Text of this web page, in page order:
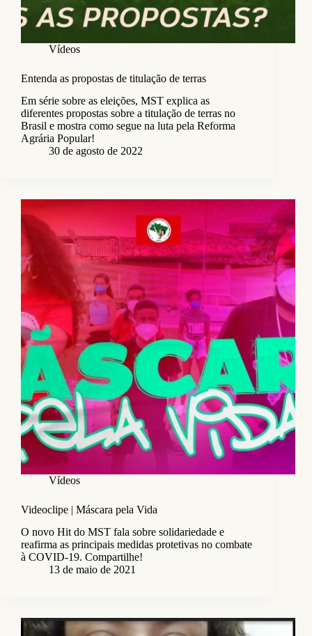
Vídeos
Entenda as propostas de titulação de terras
Em série sobre as eleições, MST explica as
diferentes propostas sobre a titulação de terras no
Brasil e mostra como segue na luta pela Reforma
Agrária Popular!
30 de agosto de 2022
Vídeos
Videoclipe | Máscara pela Vida
O novo Hit do MST fala sobre solidariedade e
reafirma as principais medidas protetivas no combate
à COVID-19. Compartilhe!
13 de maio de 2021